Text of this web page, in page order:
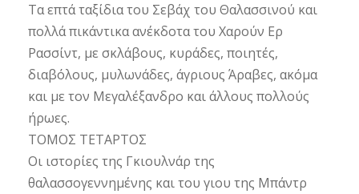
Τα επτά ταξίδια του Σεβάχ του Θαλασσινού και
πολλά πικάντικα ανέκδοτα του Χαρούν Ερ
Ρασσίντ, με σκλάβους, κυράδες, ποιητές,
διαβόλους, μυλωνάδες, άγριους Άραβες, ακόμα
και με τον Μεγαλέξανδρο και άλλους πολλούς
ήρωες.
ΤΟΜΟΣ ΤΕΤΑΡΤΟΣ
Οι ιστορίες της Γκιουλνάρ της
θαλασσογεννημένης και του γιου της Μπάντρ